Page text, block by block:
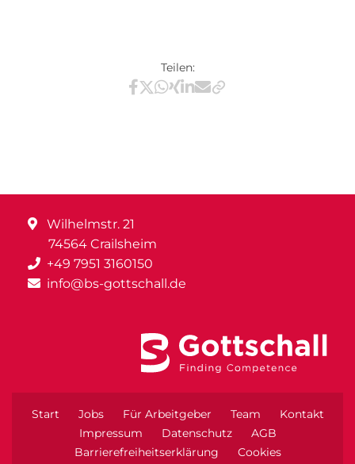
Teilen:
Teilen via Facebook
Teilen via X / Twitter
Teilen via WhatsApp
Teilen via Xing
Teilen via LinkedIn
Teilen via E-Mail
Wilhelmstr. 21
74564 Crailsheim
+49 7951 3160150
info@bs-gottschall.de
Start Jobs Für Arbeitgeber Team
Kontakt
Impressum
Datenschutz
AGB
Barrierefreiheitserklärung
Cookies